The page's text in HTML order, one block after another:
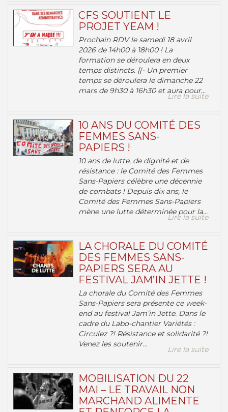
CFS SOUTIENT LE
PROJET YEAM !
Prochain RDV le samedi 18 avril
2026 de 14h00 à 18h00 ! La
formation se déroulera en deux
temps distincts. [(- Un premier
temps se déroulera le dimanche 22
mars de 9h30 à 16h30 et aura pour...
Lire la suite
10 ANS DU COMITÉ DES
FEMMES SANS-
PAPIERS !
10 ans de lutte, de dignité et de
résistance : le Comité des Femmes
Sans-Papiers célèbre une décennie
de combats ! Depuis dix ans, le
Comité des Femmes Sans-Papiers
mène une lutte déterminée pour la...
Lire la suite
LA CHORALE DU COMITÉ
DES FEMMES SANS-
PAPIERS SERA AU
FESTIVAL JAM’IN JETTE !
La chorale du Comité des Femmes
Sans-Papiers sera présente ce week-
end au festival Jam’in Jette. Dans le
cadre du Labo-chantier Variétés :
Circulez ?! Résistance et solidarité ?!
Venez les soutenir...
Lire la suite
MOBILISATION DU 22
MAI – LE TRAVAIL NON
MARCHAND ALIMENTE